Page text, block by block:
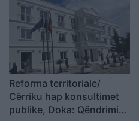
Reforma territoriale/
Cërriku hap konsultimet
publike, Doka: Qëndrimi